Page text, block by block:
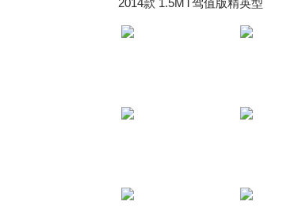
2014款 1.5MT驾值版精英型